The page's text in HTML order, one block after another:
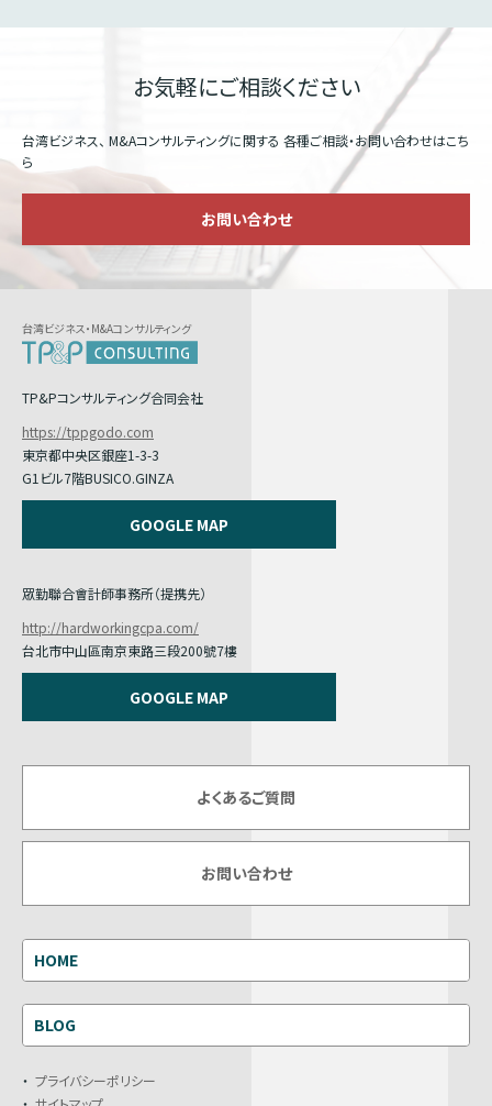
お気軽にご相談ください
台湾ビジネス、 M&Aコンサルティングに関する 各種ご相談・お問い合わせはこち
ら
お問い合わせ
台湾ビジネス・M&Aコンサルティング
TP&Pコンサルティング合同会社
https://tppgodo.com
東京都中央区銀座1-3-3
G1ビル7階BUSICO.GINZA
GOOGLE MAP
眾勤聯合會計師事務所（提携先）
http://hardworkingcpa.com/
台北市中山區南京東路三段200號7樓
GOOGLE MAP
よくあるご質問
お問い合わせ
HOME
BLOG
プライバシーポリシー